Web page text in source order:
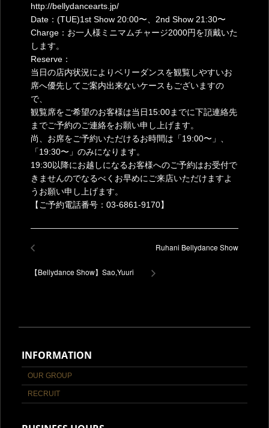
http://bellydancearts.jp/
Date：(TUE)1st Show 20:00〜、2nd Show 21:30〜
Charge：お一人様ミニマムチャージ2000円を頂戴いた
します。
Reserve：
当日の店内状況によりベリーダンスを観覧しやすいお
席へ優先してご案内出来ないケースもございますの
で、
観覧席をご希望のお客様は当日15:00までに下記連絡先
までご予約のご連絡をお願い申し上げます。
尚、お席をご予約いただけるお時間は「19:00〜」、
「19:30〜」のみになります。
19:30以降にお越しになるお客様へのご予約はお受付で
きませんのでなるべくお早めにご来店いただけますよ
うお願い申し上げます。
【ご予約電話番号：03-6861-9170】
【Bellydance Show】Sao,Yuuri
Ruhani Bellydance Show
INFORMATION
OUR GROUP
RECRUIT